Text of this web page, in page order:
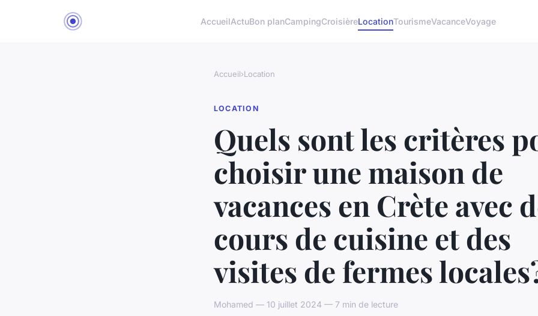
AccueilActuBon planCampingCroisièreLocationTourismeVacanceVoyage
Accueil›Location
LOCATION
Quels sont les critères
choisir une maison de
vacances en Crète avec
cours de cuisine et des
visites de fermes
Mohamed — 10 juillet 2024 — 7 min de lecture